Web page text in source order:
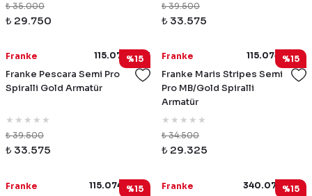
₺ 35.000
₺ 29.750
₺ 39.500
₺ 33.575
%15
Franke 115.0741.723
Franke Pescara Semi Pro
Spiralli Gold Armatür
₺ 39.500
₺ 33.575
%15
Franke 115.0747.679
Franke Maris Stripes Semi
Pro MB/Gold Spiralli
Armatür
₺ 34.500
₺ 29.325
%15
Franke 115.0747.680 %15
Franke 340.0731.789